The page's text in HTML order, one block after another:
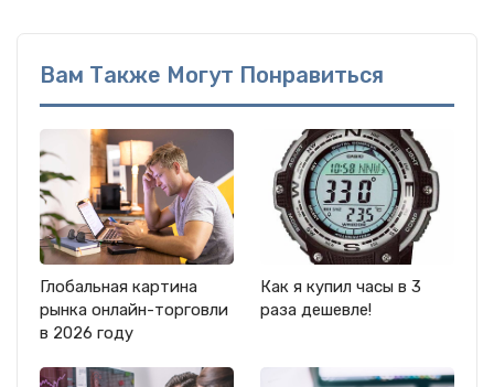
Вам Также Могут Понравиться
Глобальная картина
рынка онлайн-торговли
в 2026 году
Как я купил часы в 3
раза дешевле!